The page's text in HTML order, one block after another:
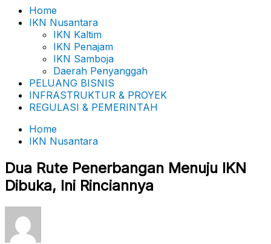
Home
IKN Nusantara
IKN Kaltim
IKN Penajam
IKN Samboja
Daerah Penyanggah
PELUANG BISNIS
INFRASTRUKTUR & PROYEK
REGULASI & PEMERINTAH
Home
IKN Nusantara
Dua Rute Penerbangan Menuju IKN
Dibuka, Ini Rinciannya